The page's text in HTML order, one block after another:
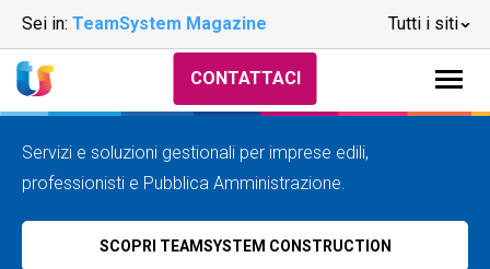
Sei in: TeamSystem Magazine Tutti i siti
CONTATTACI
Servizi e soluzioni gestionali per imprese edili,
professionisti e Pubblica Amministrazione.
SCOPRI TEAMSYSTEM CONSTRUCTION